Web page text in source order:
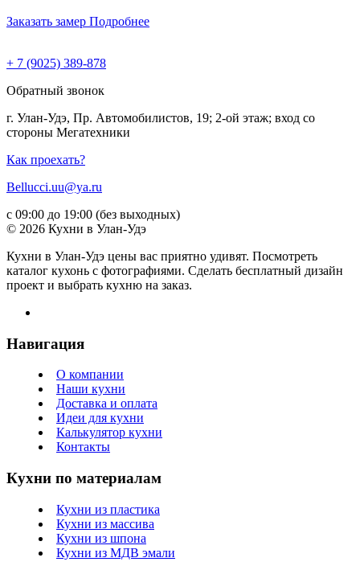
Заказать замер Подробнее
+ 7 (9025) 389-878
Обратный звонок
г. Улан-Удэ, Пр. Автомобилистов, 19; 2-ой этаж; вход со
стороны Мегатехники
Как проехать?
Bellucci.uu@ya.ru
с 09:00 до 19:00 (без выходных)
© 2026 Кухни в Улан-Удэ
Кухни в Улан-Удэ цены вас приятно удивят. Посмотреть
каталог кухонь с фотографиями. Сделать бесплатный дизайн
проект и выбрать кухню на заказ.
Навигация
О компании
Наши кухни
Доставка и оплата
Идеи для кухни
Калькулятор кухни
Контакты
Кухни по материалам
Кухни из пластика
Кухни из массива
Кухни из шпона
Кухни из МДВ эмали